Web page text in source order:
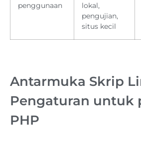
penggunaan
lokal,
pengujian,
situs kecil
Antarmuka Skrip
Pengaturan untuk
PHP